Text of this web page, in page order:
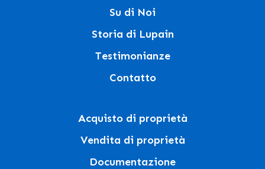
Su di Noi
Storia di Lupain
Testimonianze
Contatto
Acquisto di proprietà
Vendita di proprietà
Documentazione